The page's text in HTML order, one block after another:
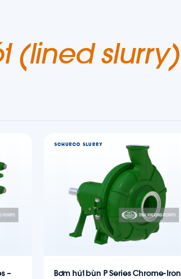
(lined slurry)
–
SCHURCO SLURRY
Bơm hút bùn P Series Chrome-Iron